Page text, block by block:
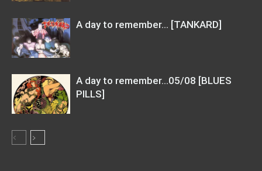
A day to remember… [TANKARD]
A day to remember…05/08 [BLUES
PILLS]